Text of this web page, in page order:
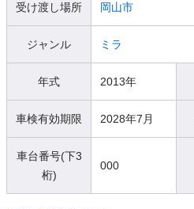
受け渡し場所 岡山市
ジャンル ミラ
年式 2013年
車検有効期限 2028年7月
車台番号(下3
桁)
000